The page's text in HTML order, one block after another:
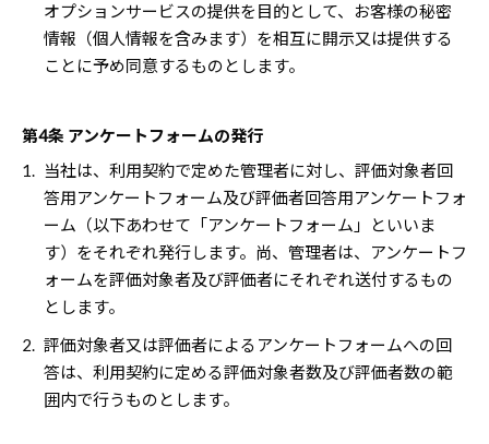
オプションサービスの提供を目的として、お客様の秘密
情報（個人情報を含みます）を相互に開示又は提供する
ことに予め同意するものとします。
第4条 アンケートフォームの発行
1. 当社は、利用契約で定めた管理者に対し、評価対象者回
答用アンケートフォーム及び評価者回答用アンケートフォ
ーム（以下あわせて「アンケートフォーム」といいま
す）をそれぞれ発行します。尚、管理者は、アンケートフ
ォームを評価対象者及び評価者にそれぞれ送付するもの
とします。
2. 評価対象者又は評価者によるアンケートフォームへの回
答は、利用契約に定める評価対象者数及び評価者数の範
囲内で行うものとします。